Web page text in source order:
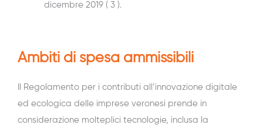
dicembre 2019 ( 3 ).
Ambiti di spesa ammissibili
Il Regolamento per i contributi all’innovazione digitale
ed ecologica delle imprese veronesi prende in
considerazione molteplici tecnologie, inclusa la